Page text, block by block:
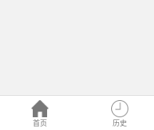
首页 历史